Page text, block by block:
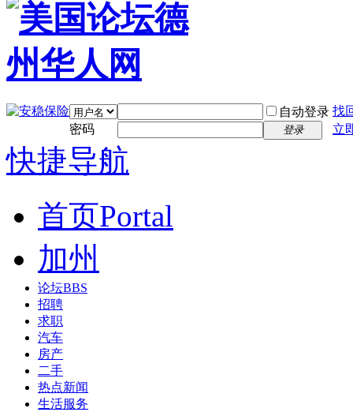
自动登录 找
密码
登录 立
快捷导航
首页Portal
加州
论坛BBS
招聘
求职
汽车
房产
二手
热点新闻
生活服务